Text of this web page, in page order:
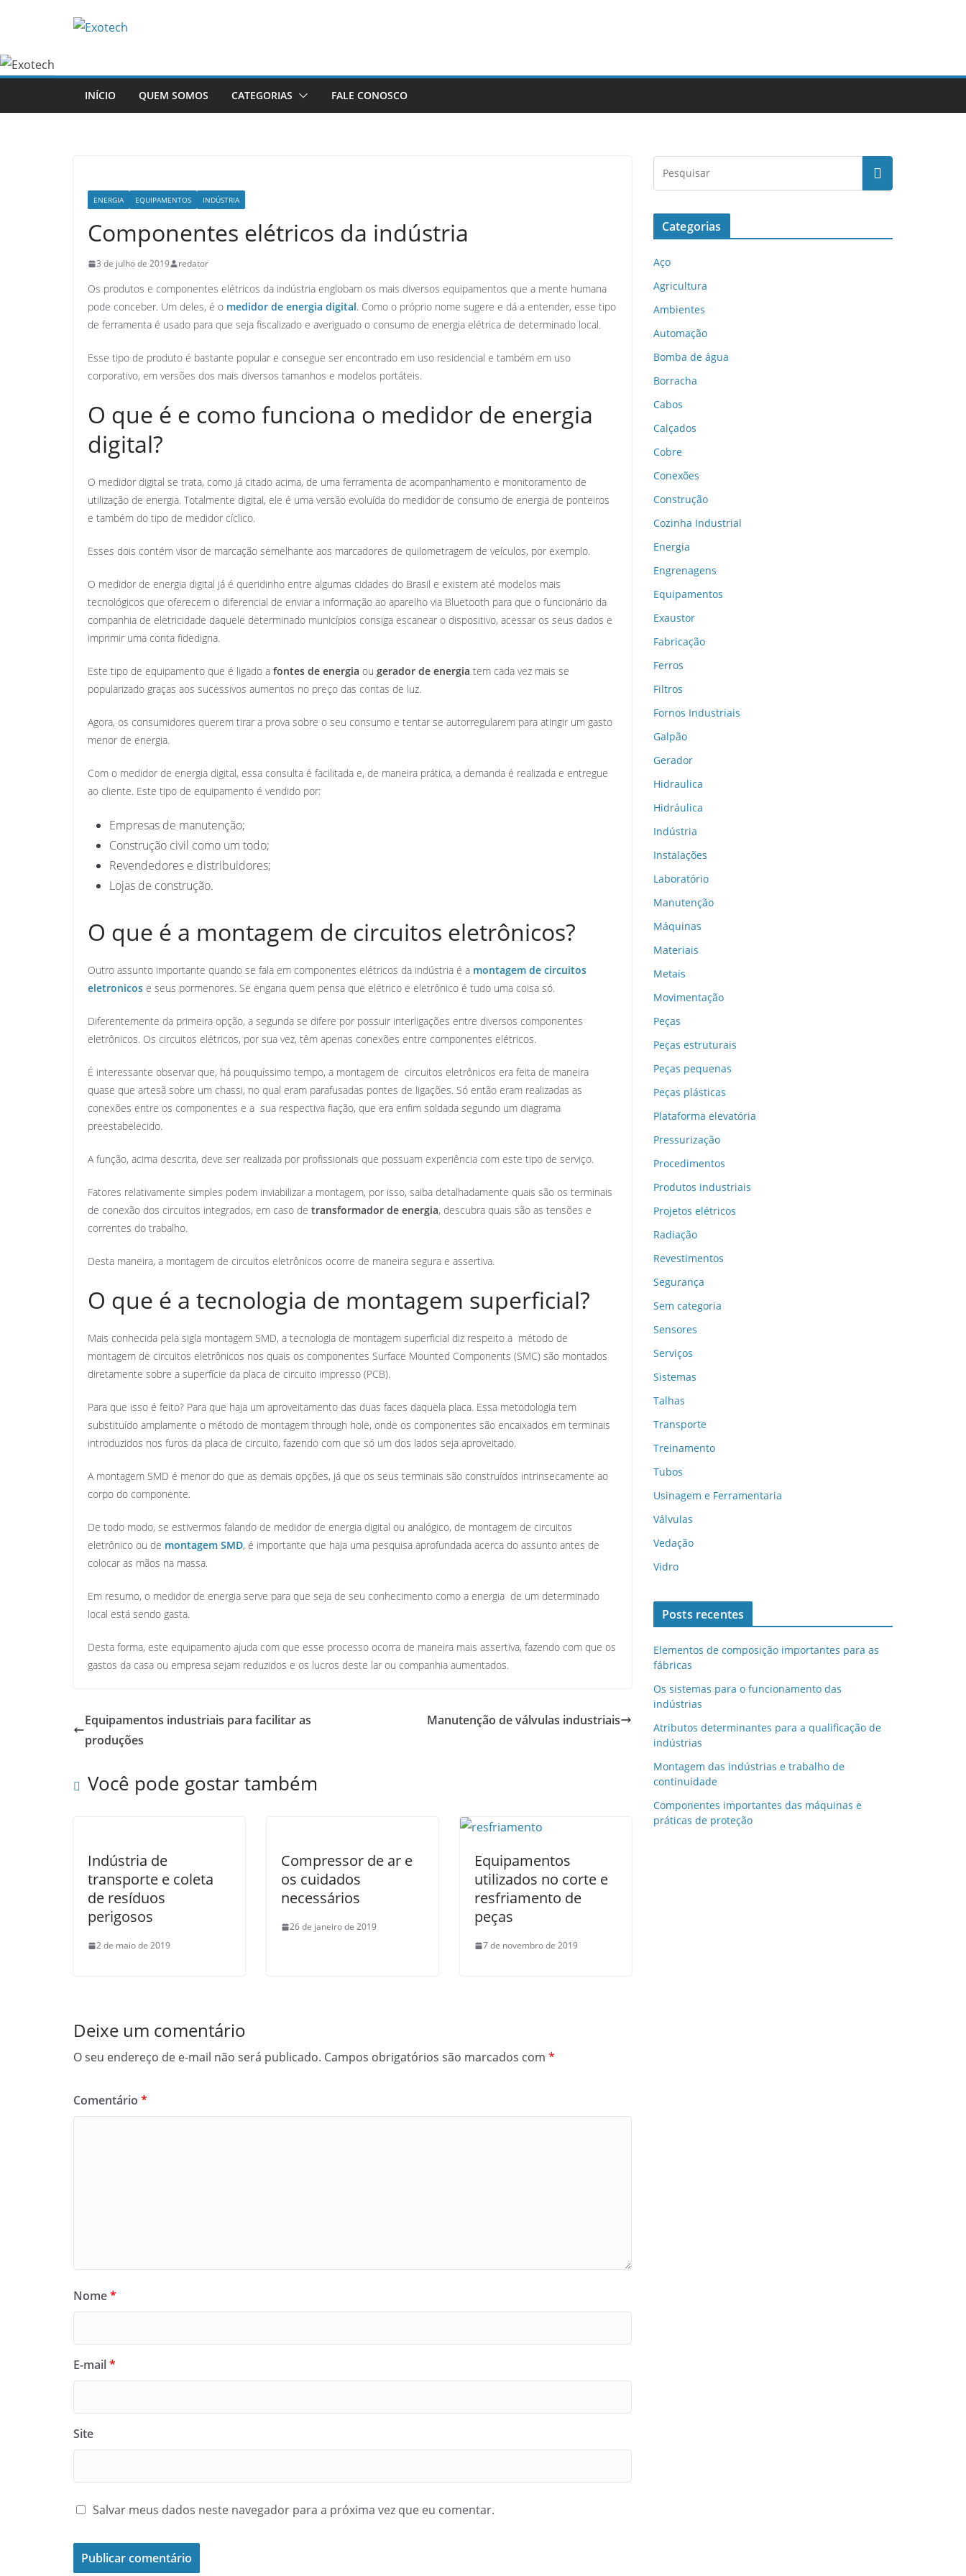
conteúdo
INÍCIO QUEM SOMOS CATEGORIAS FALE CONOSCO
ENERGIA EQUIPAMENTOS INDÚSTRIA
Componentes elétricos da indústria
3 de julho de 2019 redator
Os produtos e componentes elétricos da indústria englobam os mais diversos equipamentos que a mente humana
pode conceber. Um deles, é o medidor de energia digital. Como o próprio nome sugere e dá a entender, esse tipo
de ferramenta é usado para que seja fiscalizado e averiguado o consumo de energia elétrica de determinado local.
Esse tipo de produto é bastante popular e consegue ser encontrado em uso residencial e também em uso
corporativo, em versões dos mais diversos tamanhos e modelos portáteis.
O que é e como funciona o medidor de energia
digital?
O medidor digital se trata, como já citado acima, de uma ferramenta de acompanhamento e monitoramento de
utilização de energia. Totalmente digital, ele é uma versão evoluída do medidor de consumo de energia de ponteiros
e também do tipo de medidor cíclico.
Esses dois contém visor de marcação semelhante aos marcadores de quilometragem de veículos, por exemplo.
O medidor de energia digital já é queridinho entre algumas cidades do Brasil e existem até modelos mais
tecnológicos que oferecem o diferencial de enviar a informação ao aparelho via Bluetooth para que o funcionário da
companhia de eletricidade daquele determinado municípios consiga escanear o dispositivo, acessar os seus dados e
imprimir uma conta fidedigna.
Este tipo de equipamento que é ligado a fontes de energia ou gerador de energia tem cada vez mais se
popularizado graças aos sucessivos aumentos no preço das contas de luz.
Agora, os consumidores querem tirar a prova sobre o seu consumo e tentar se autorregularem para atingir um gasto
menor de energia.
Com o medidor de energia digital, essa consulta é facilitada e, de maneira prática, a demanda é realizada e entregue
ao cliente. Este tipo de equipamento é vendido por:
Empresas de manutenção;
Construção civil como um todo;
Revendedores e distribuidores;
Lojas de construção.
O que é a montagem de circuitos eletrônicos?
Outro assunto importante quando se fala em componentes elétricos da indústria é a montagem de circuitos
eletronicos e seus pormenores. Se engana quem pensa que elétrico e eletrônico é tudo uma coisa só.
Diferentemente da primeira opção, a segunda se difere por possuir interligações entre diversos componentes
eletrônicos. Os circuitos elétricos, por sua vez, têm apenas conexões entre componentes elétricos.
É interessante observar que, há pouquíssimo tempo, a montagem de circuitos eletrônicos era feita de maneira
quase que artesã sobre um chassi, no qual eram parafusadas pontes de ligações. Só então eram realizadas as
conexões entre os componentes e a sua respectiva fiação, que era enfim soldada segundo um diagrama
preestabelecido.
A função, acima descrita, deve ser realizada por profissionais que possuam experiência com este tipo de serviço.
Fatores relativamente simples podem inviabilizar a montagem, por isso, saiba detalhadamente quais são os terminais
de conexão dos circuitos integrados, em caso de transformador de energia, descubra quais são as tensões e
correntes do trabalho.
Desta maneira, a montagem de circuitos eletrônicos ocorre de maneira segura e assertiva.
O que é a tecnologia de montagem superficial?
Mais conhecida pela sigla montagem SMD, a tecnologia de montagem superficial diz respeito a método de
montagem de circuitos eletrônicos nos quais os componentes Surface Mounted Components (SMC) são montados
diretamente sobre a superfície da placa de circuito impresso (PCB).
Para que isso é feito? Para que haja um aproveitamento das duas faces daquela placa. Essa metodologia tem
substituído amplamente o método de montagem through hole, onde os componentes são encaixados em terminais
introduzidos nos furos da placa de circuito, fazendo com que só um dos lados seja aproveitado.
A montagem SMD é menor do que as demais opções, já que os seus terminais são construídos intrinsecamente ao
corpo do componente.
De todo modo, se estivermos falando de medidor de energia digital ou analógico, de montagem de circuitos
eletrônico ou de montagem SMD, é importante que haja uma pesquisa aprofundada acerca do assunto antes de
colocar as mãos na massa.
Em resumo, o medidor de energia serve para que seja de seu conhecimento como a energia de um determinado
local está sendo gasta.
Desta forma, este equipamento ajuda com que esse processo ocorra de maneira mais assertiva, fazendo com que os
gastos da casa ou empresa sejam reduzidos e os lucros deste lar ou companhia aumentados.
Equipamentos industriais para facilitar as
produções
Manutenção de válvulas industriais
Você pode gostar também
Indústria de
transporte e coleta
de resíduos
perigosos
2 de maio de 2019
Compressor de ar e
os cuidados
necessários
26 de janeiro de 2019
Equipamentos
utilizados no corte e
resfriamento de
peças
7 de novembro de 2019
Deixe um comentário
O seu endereço de e-mail não será publicado. Campos obrigatórios são marcados com *
Comentário *
Nome*
E-mail*
Site
Salvar meus dados neste navegador para a próxima vez que eu comentar.
Categorias
Aço
Agricultura
Ambientes
Automação
Bomba de água
Borracha
Cabos
Calçados
Cobre
Conexões
Construção
Cozinha Industrial
Energia
Engrenagens
Equipamentos
Exaustor
Fabricação
Ferros
Filtros
Fornos Industriais
Galpão
Gerador
Hidraulica
Hidráulica
Indústria
Instalações
Laboratório
Manutenção
Máquinas
Materiais
Metais
Movimentação
Peças
Peças estruturais
Peças pequenas
Peças plásticas
Plataforma elevatória
Pressurização
Procedimentos
Produtos industriais
Projetos elétricos
Radiação
Revestimentos
Segurança
Sem categoria
Sensores
Serviços
Sistemas
Talhas
Transporte
Treinamento
Tubos
Usinagem e Ferramentaria
Válvulas
Vedação
Vidro
Posts recentes
Elementos de composição importantes para as
fábricas
Os sistemas para o funcionamento das
indústrias
Atributos determinantes para a qualificação de
indústrias
Montagem das indústrias e trabalho de
continuidade
Componentes importantes das máquinas e
práticas de proteção